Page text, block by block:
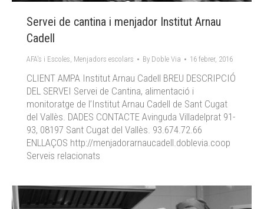
Servei de cantina i menjador Institut Arnau
Cadell
AFA's i Escoles, Menjadors escolars By Doble Via 16 febrer, 2016
CLIENT AMPA Institut Arnau Cadell BREU DESCRIPCIÓ
DEL SERVEI Servei de Cantina, alimentació i
monitoratge de l’Institut Arnau Cadell de Sant Cugat
del Vallès. DADES CONTACTE Avinguda Villadelprat 91-
93, 08197 Sant Cugat del Vallès. 93.674.72.66
ENLLAÇOS http://menjadorarnaucadell.doblevia.coop
Serveis relacionats